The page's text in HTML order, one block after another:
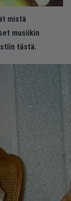
mistä
musiikin
tästä.